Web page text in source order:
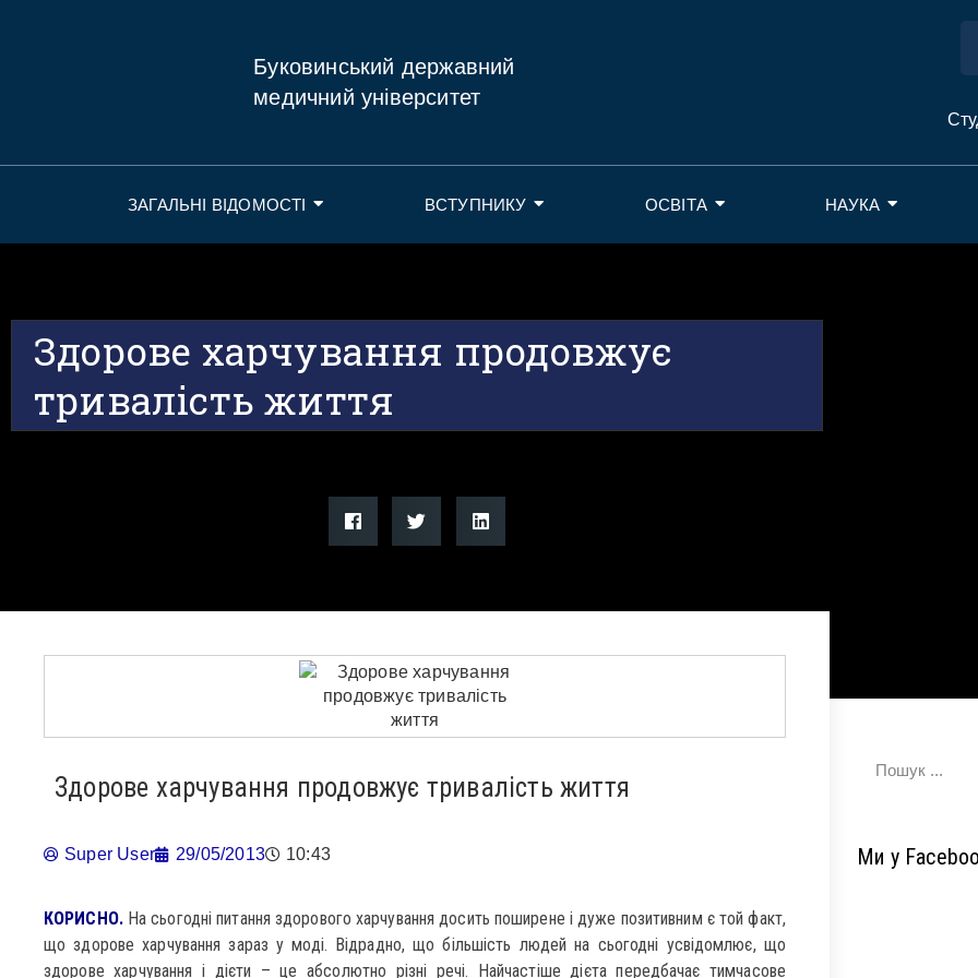
Буковинський державний
медичний університет
ЗАГАЛЬНІ ВІДОМОСТІ ВСТУПНИКУ ОСВІТА НАУКА
Здорове харчування продовжує
тривалість життя
Здорове харчування продовжує тривалість життя
Super User 29/05/2013 10:43
КОРИСНО.На сьогодні питання здорового харчування досить поширене і дуже позитивним є той факт,
що здорове харчування зараз у моді. Відрадно, що більшість людей на сьогодні усвідомлює, що
здорове харчування і дієти – це абсолютно різні речі. Найчастіше дієта передбачає тимчасове
Ми у